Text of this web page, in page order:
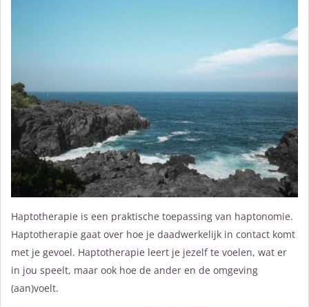
Haptotherapie is een praktische toepassing van haptonomie.
Haptotherapie gaat over hoe je daadwerkelijk in contact komt
met je gevoel. Haptotherapie leert je jezelf te voelen, wat er
in jou speelt, maar ook hoe de ander en de omgeving
(aan)voelt.